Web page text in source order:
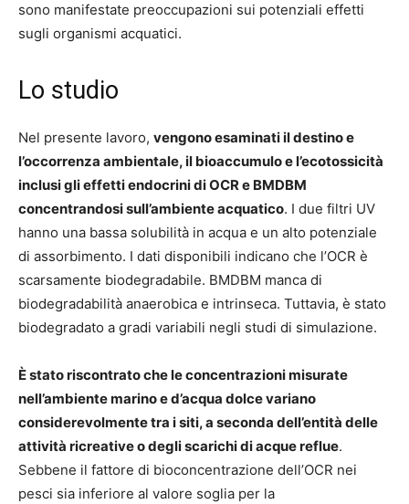
sono manifestate preoccupazioni sui potenziali effetti
sugli organismi acquatici.
Lo studio
Nel presente lavoro, vengono esaminati il destino e
l’occorrenza ambientale, il bioaccumulo e l’ecotossicità
inclusi gli effetti endocrini di OCR e BMDBM
concentrandosi sull’ambiente acquatico. I due filtri UV
hanno una bassa solubilità in acqua e un alto potenziale
di assorbimento. I dati disponibili indicano che l’OCR è
scarsamente biodegradabile. BMDBM manca di
biodegradabilità anaerobica e intrinseca. Tuttavia, è stato
biodegradato a gradi variabili negli studi di simulazione.
È stato riscontrato che le concentrazioni misurate
nell’ambiente marino e d’acqua dolce variano
considerevolmente tra i siti, a seconda dell’entità delle
attività ricreative o degli scarichi di acque reflue.
Sebbene il fattore di bioconcentrazione dell’OCR nei
pesci sia inferiore al valore soglia per la